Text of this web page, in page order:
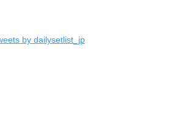
by dailysetlist_jp